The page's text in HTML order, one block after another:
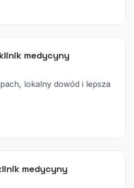
medycyny
lokalny dowód i lepsza
medycyny